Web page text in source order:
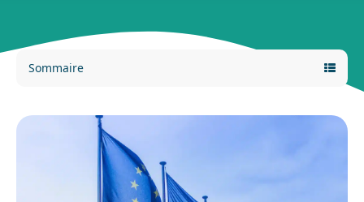
Sommaire